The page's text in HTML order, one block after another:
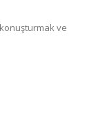
ve